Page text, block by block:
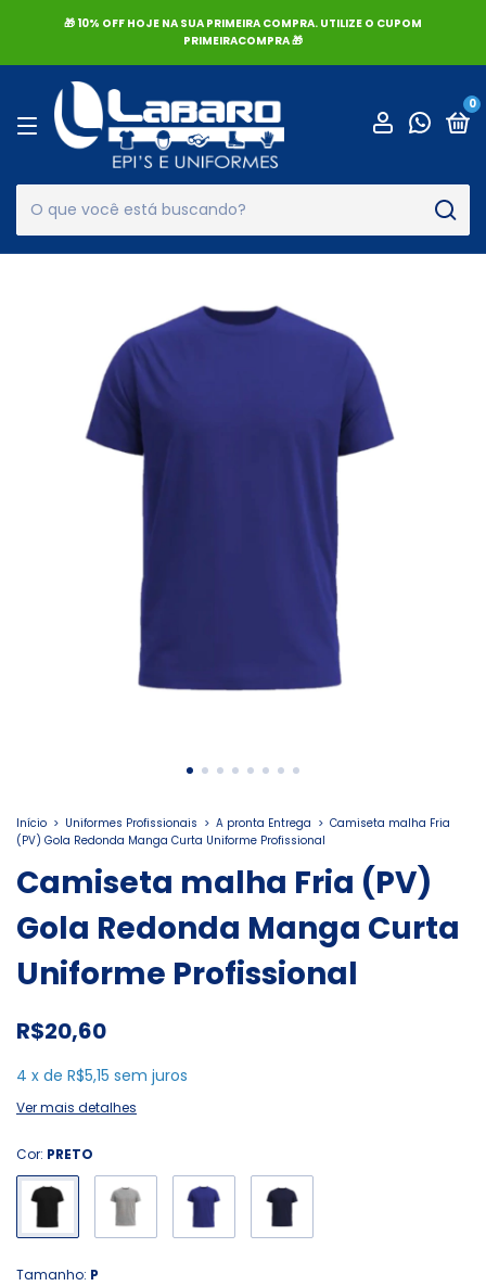
🎁 10% OFF HOJE NA SUA PRIMEIRA COMPRA. UTILIZE O CUPOM
PRIMEIRACOMPRA 🎁
0
Início > Uniformes Profissionais > A pronta Entrega > Camiseta malha Fria
(PV) Gola Redonda Manga Curta Uniforme Profissional
Camiseta malha Fria (PV)
Gola Redonda Manga Curta
Uniforme Profissional
R$20,60
4 x de R$5,15 sem juros
Ver mais detalhes
Cor: PRETO
Tamanho: P